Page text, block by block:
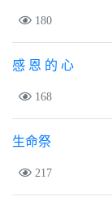
180
感 恩 的 心
168
生命祭
217